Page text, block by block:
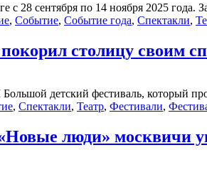
28 сентября по 14 ноября 2025 года.
, Событие, Событие года, Спектакли,
столицу своим
детский фестиваль, который
, Спектакли, Театр, Фестивали,
люди» москвичи